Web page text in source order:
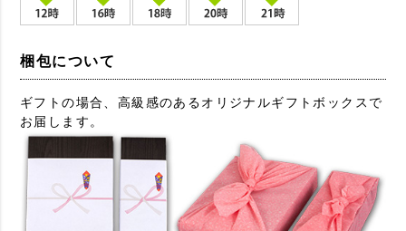
梱包について
ギフトの場合、高級感のあるオリジナルギフトボックスで
お届します。